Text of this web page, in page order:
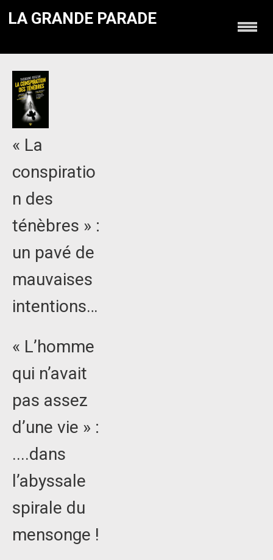
LA GRANDE PARADE
« La
conspiratio
n des
ténèbres » :
un pavé de
mauvaises
intentions…
« L’homme
qui n’avait
pas assez
d’une vie » :
....dans
l’abyssale
spirale du
mensonge !